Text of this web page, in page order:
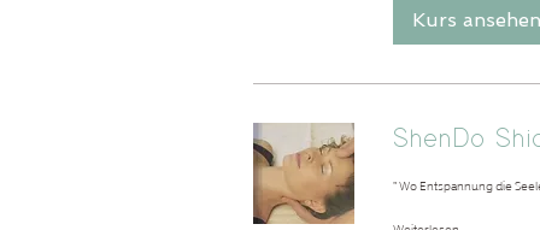
Kurs ansehen
ShenDo
" Wo Entspannung die